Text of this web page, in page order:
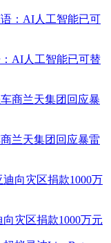
AI人工智能已可替
兰天集团回应暴雷
灾区捐款1000万元